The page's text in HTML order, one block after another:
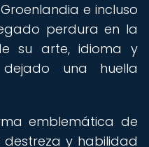
e incluso
perdura en la
su arte, idioma y
una huella
emblemática de
destreza y habilidad